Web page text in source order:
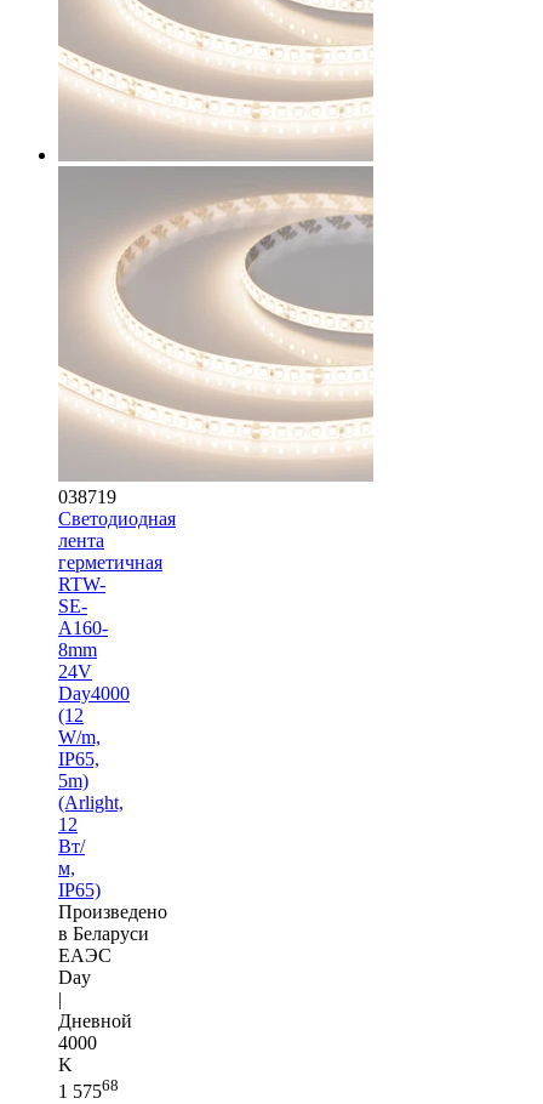
038719
Светодиодная
лента
герметичная
RTW-
SE-
A160-
8mm
24V
Day4000
(12
W/m,
IP65,
5m)
(Arlight,
12
Вт/
м,
IP65)
Произведено
в Беларуси
ЕАЭС
Day
|
Дневной
4000
K
1 57568